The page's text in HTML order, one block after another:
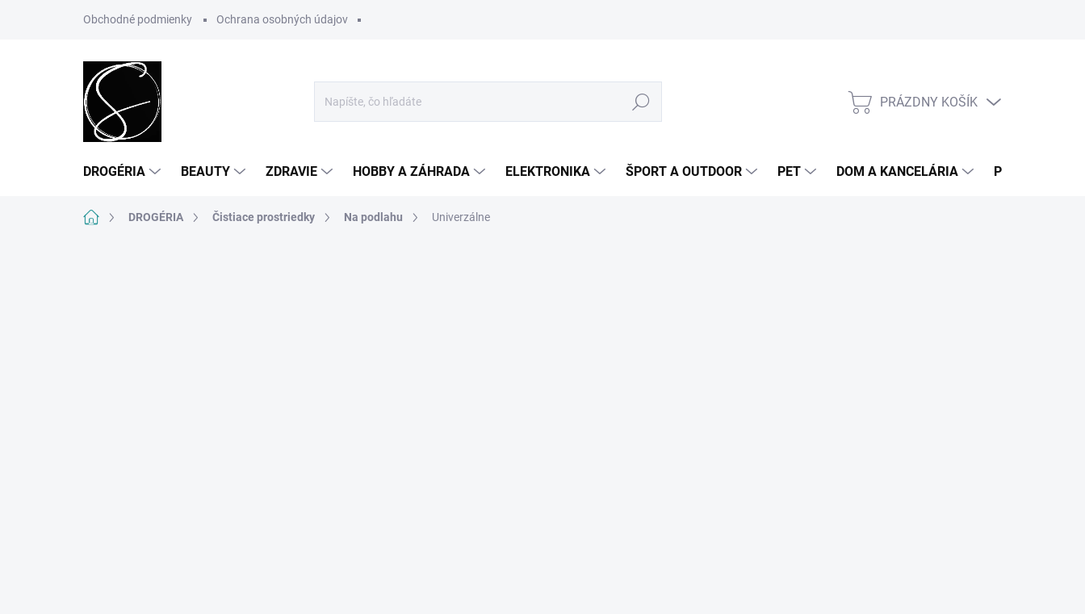
Obchodné podmienky Ochrana osobných údajov
Hľadať
NÁKUPNÝ
PRÁZDNY KOŠÍK
DROGÉRIA BEAUTY ZDRAVIE HOBBY A ZÁHRADA ELEKTRONIKA ŠPORT A OUTDOOR PET DOM A KANCELÁRIA POTRAVINY
DomovDROGÉRIA Čistiace prostriedky Na podlahu Univerzálne